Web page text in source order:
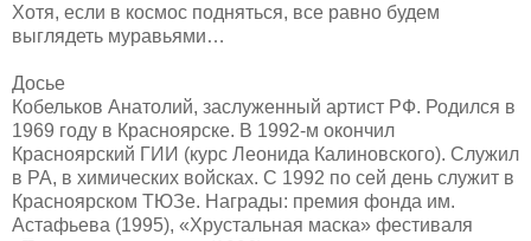
Хотя, если в космос подняться, все равно будем
выглядеть муравьями…
Досье
Кобельков Анатолий, заслуженный артист РФ. Родился в
1969 году в Красноярске. В 1992-м окончил
Красноярский ГИИ (курс Леонида Калиновского). Служил
в РА, в химических войсках. С 1992 по сей день служит в
Красноярском ТЮЗе. Награды: премия фонда им.
Астафьева (1995), «Хрустальная маска» фестиваля